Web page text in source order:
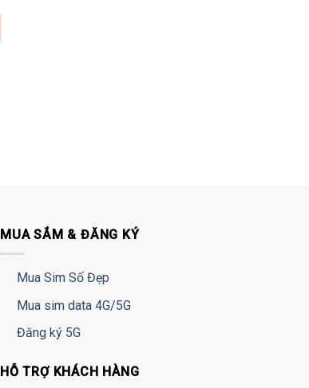
MUA SẮM & ĐĂNG KÝ
Mua Sim Số Đẹp
Mua sim data 4G/5G
Đăng ký 5G
HỖ TRỢ KHÁCH HÀNG